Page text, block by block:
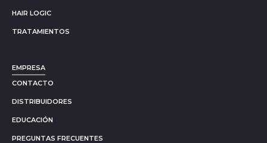
HAIR LOGIC
TRATAMIENTOS
EMPRESA
CONTACTO
DISTRIBUIDORES
EDUCACIÓN
PREGUNTAS FRECUENTES